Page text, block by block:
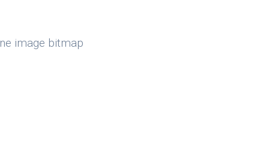
image bitmap